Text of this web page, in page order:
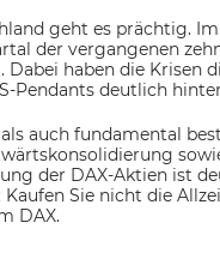
geht es prächtig.
der vergangenen
Dabei haben die Krisen
Pendants deutlich
auch fundamental
der DAX-Aktien ist
Sie nicht die
DAX.